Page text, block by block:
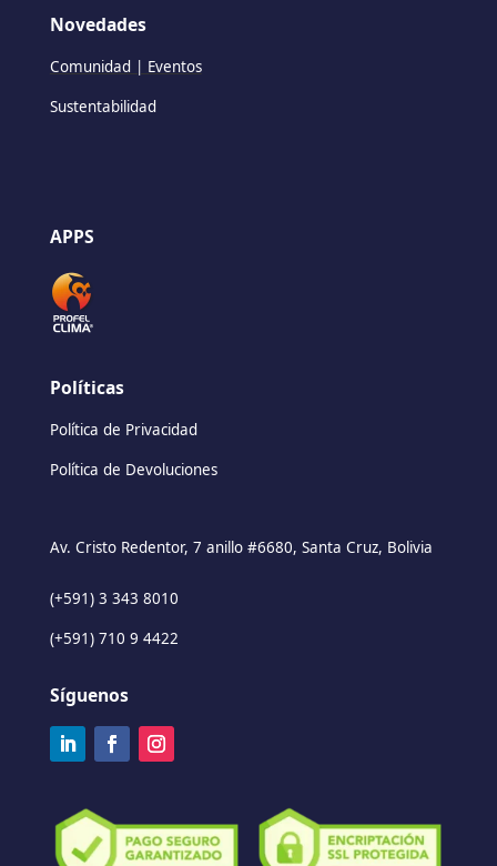
Novedades
Comunidad | Eventos
Sustentabilidad
APPS
Políticas
Política de Privacidad
Política de Devoluciones
Av. Cristo Redentor, 7 anillo #6680, Santa Cruz, Bolivia
(+591) 3 343 8010
(+591) 710 9 4422
Síguenos